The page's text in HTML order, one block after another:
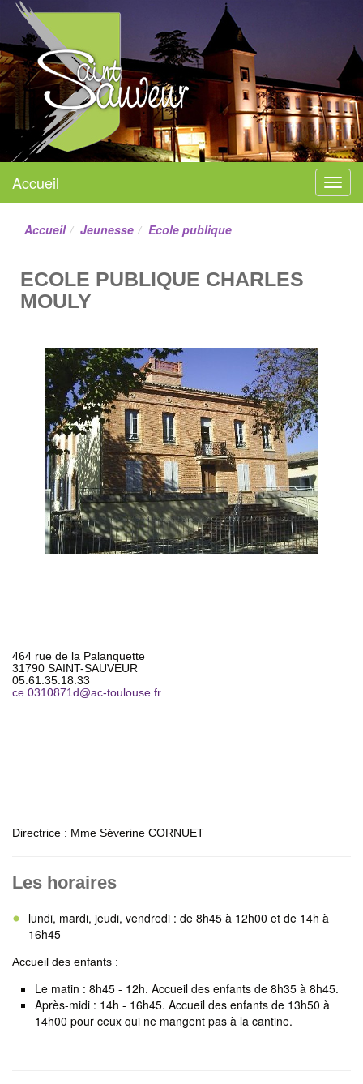
Mairie de Saint-Sauveur
Site officiel
Menu
Accueil
Accueil Jeunesse Ecole publique
ECOLE PUBLIQUE CHARLES
MOULY
464 rue de la Palanquette
31790 SAINT-SAUVEUR
05.61.35.18.33
ce.0310871d@ac-toulouse.fr
Directrice : Mme Séverine CORNUET
Les horaires
lundi, mardi, jeudi, vendredi : de 8h45 à 12h00 et de 14h à
16h45
Accueil des enfants :
Le matin : 8h45 - 12h. Accueil des enfants de 8h35 à 8h45.
Après-midi : 14h - 16h45. Accueil des enfants de 13h50 à
14h00 pour ceux qui ne mangent pas à la cantine.